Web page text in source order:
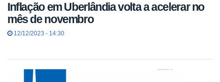
Inflação em Uberlândia volta a acelerar no
mês de novembro
12/12/2023 - 14:30